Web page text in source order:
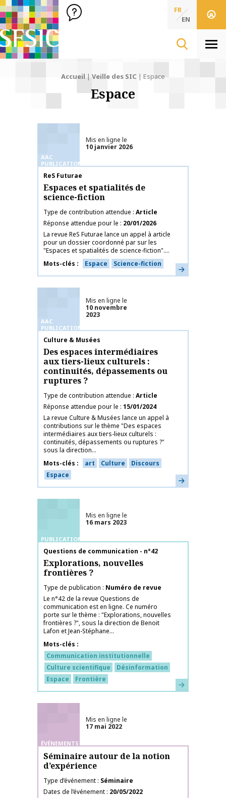
SFSIC Société Française des Sciences de l'Information & de
Société Française des Sciences
de l'Information
FR
EN
Accueil | Veille des SIC | Espace
Espace
AAC
PUBLICATIONS
Mis en ligne le
10 janvier 2026
Nom de la publication
ReS Futurae
Espaces et spatialités de
science-fiction
Type de contribution attendue Article
Réponse attendue pour le
20/01/2026
La revue ReS Futurae lance un appel à article
pour un dossier coordonné par sur les
"Espaces et spatialités de science-fiction"....
Mots-clés
Espace Science-fiction En savoir plus
AAC
PUBLICATIONS
Mis en ligne le
10 novembre
2023
Nom de la publication
Culture & Musées
Des espaces intermédiaires
aux tiers-lieux culturels :
continuités, dépassements ou
ruptures ?
Type de contribution attendue Article
Réponse attendue pour le 15/01/2024
La revue Culture & Musées lance un appel à
contributions sur le thème "Des espaces
intermédiaires aux tiers-lieux culturels :
continuités, dépassements ou ruptures ?"
sous la direction...
Mots-clés
art Culture
Discours
Espace
En savoir plus
PUBLICATIONS
Mis en ligne le
16 mars 2023
Nom de la publication
Questions de communication - n°42
Explorations, nouvelles
frontières ?
Type de publication
Numéro de revue
Le n°42 de la revue Questions de
communication est en ligne. Ce numéro
porte sur le thème : "Explorations, nouvelles
frontières ?", sous la direction de Benoit
Lafon et Jean-Stéphane...
Mots-clés
Communication institutionnelle
Culture scientifique
Désinformation
Espace
Frontière En savoir plus
ÉVÉNEMENTS
Mis en ligne le
17 mai 2022
Séminaire autour de la notion
d’expérience
Type d’événement Séminaire
Dates de l’événement 20/05/2022